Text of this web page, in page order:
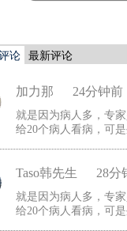
论 最新评论
加力那 24分钟前
就是因为病人多，专
给20个病人看病，可
Taso韩先生 28分
就是因为病人多，专
给20个病人看病，可